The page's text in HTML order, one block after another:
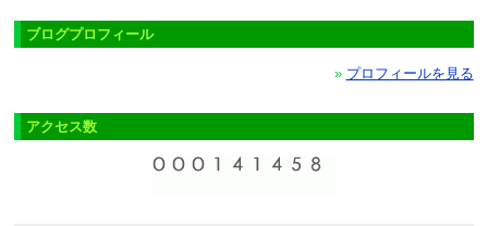
ブログプロフィール
» プロフィールを見る
アクセス数